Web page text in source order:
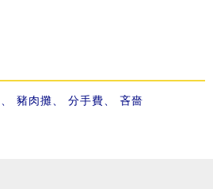
、 豬肉攤、 分手費、 吝嗇